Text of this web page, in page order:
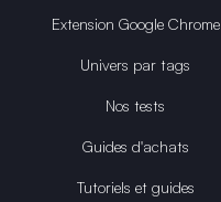
Extension Google Chrome
Univers par tags
Nos tests
Guides d'achats
Tutoriels et guides